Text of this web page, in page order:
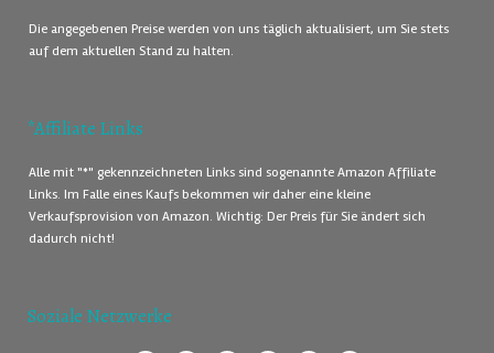
Die angegebenen Preise werden von uns täglich aktualisiert, um Sie stets
auf dem aktuellen Stand zu halten.
*Affiliate Links
Alle mit "*" gekennzeichneten Links sind sogenannte Amazon Affiliate
Links. Im Falle eines Kaufs bekommen wir daher eine kleine
Verkaufsprovision von Amazon. Wichtig: Der Preis für Sie ändert sich
dadurch nicht!
Soziale Netzwerke